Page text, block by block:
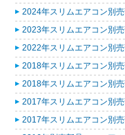
2024年スリムエアコン別
2023年スリムエアコン別
2022年スリムエアコン別
2018年スリムエアコン別
2018年スリムエアコン別
2017年スリムエアコン別
2017年スリムエアコン別